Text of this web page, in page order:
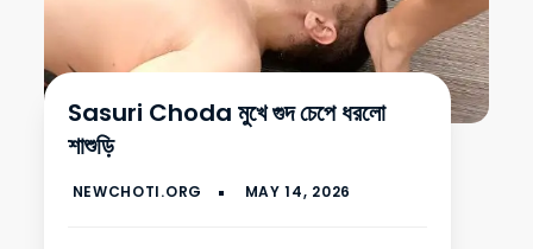
Sasuri Choda মুখে গুদ চেপে ধরলো
শাশুড়ি